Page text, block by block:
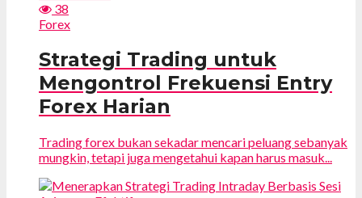
38
Forex
Strategi Trading untuk
Mengontrol Frekuensi Entry
Forex Harian
Trading forex bukan sekadar mencari peluang sebanyak
mungkin, tetapi juga mengetahui kapan harus masuk...